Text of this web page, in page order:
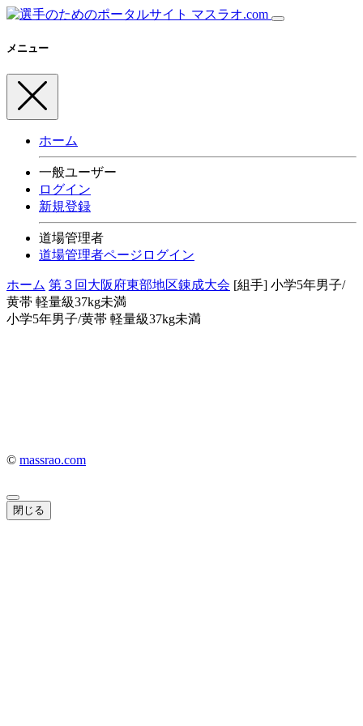
メニュー
ホーム
一般ユーザー
ログイン
新規登録
道場管理者
道場管理者ページログイン
ホーム 第３回大阪府東部地区錬成大会 [組手] 小学5年男子/
黄帯 軽量級37kg未満
小学5年男子/黄帯 軽量級37kg未満
© massrao.com
閉じる